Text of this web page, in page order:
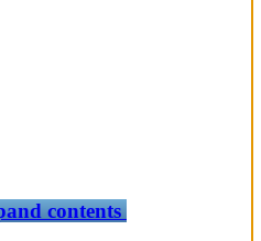
contents